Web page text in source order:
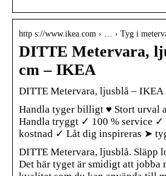
http s://www.ikea.com › … › Tyg i
DITTE Metervara,
cm – IKEA
DITTE Metervara, ljusblå – IKEA
Handla tyger billigt ♥ Stort urval
Handla tryggt ✓ 100 % service ✓
kostnad ✓ Låt dig inspireras ➤
DITTE Metervara, ljusblå. Släpp
Det här tyget är smidigt att jobba